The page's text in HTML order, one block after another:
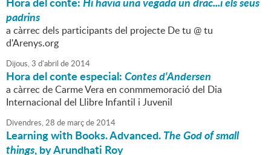
padrins
a càrrec dels participants del projecte De tu @ tu
d'Arenys.org
Dijous,3 d'abril de2014
Hora del conte especial:Contes d'Andersen
a càrrec de Carme Vera en conmmemoració del Dia
Internacional del Llibre Infantil i Juvenil
Divendres,28 de marçde2014
Learning with Books. Advanced.The God of small
things, by Arundhati Roy